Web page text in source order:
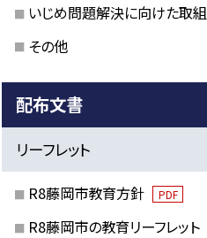
いじめ問題解決に向けた取組
その他
配布文書
リーフレット
R8藤岡市教育方針 PDF
R8藤岡市の教育リーフレット